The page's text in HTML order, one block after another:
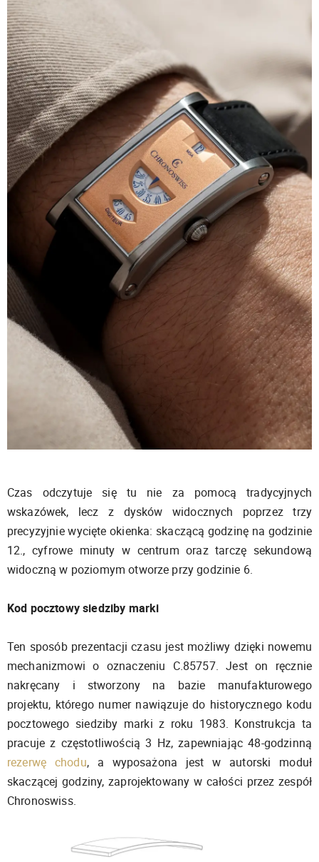
Czas odczytuje się tu nie za pomocą tradycyjnych
wskazówek, lecz z dysków widocznych poprzez trzy
precyzyjnie wycięte okienka: skaczącą godzinę na godzinie
12., cyfrowe minuty w centrum oraz tarczę sekundową
widoczną w poziomym otworze przy godzinie 6.
Kod pocztowy siedziby marki
Ten sposób prezentacji czasu jest możliwy dzięki nowemu
mechanizmowi o oznaczeniu C.85757. Jest on ręcznie
nakręcany i stworzony na bazie manufakturowego
projektu, którego numer nawiązuje do historycznego kodu
pocztowego siedziby marki z roku 1983. Konstrukcja ta
pracuje z częstotliwością 3 Hz, zapewniając 48-godzinną
rezerwę chodu, a wyposażona jest w autorski moduł
skaczącej godziny, zaprojektowany w całości przez zespół
Chronoswiss.